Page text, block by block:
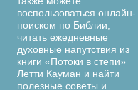
воспользоваться онлайн-
поиском по Библии,
читать ежедневные
духовные напутствия из
книги «Потоки в степи»
Летти Кауман и найти
полезные советы и